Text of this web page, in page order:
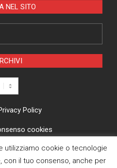
NEL SITO
Policy
cookies
ANCHE SU
utilizziamo cookie o tecnologie
con il tuo consenso, anche per